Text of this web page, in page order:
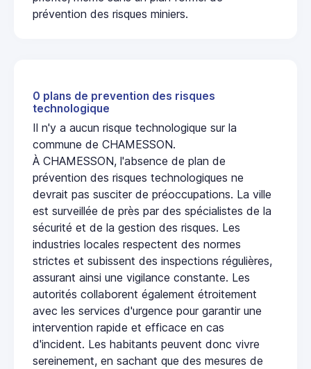
prévention des risques miniers.
0 plans de prevention des risques
technologique
Il n'y a aucun risque technologique sur la
commune de CHAMESSON.
À CHAMESSON, l'absence de plan de
prévention des risques technologiques ne
devrait pas susciter de préoccupations. La ville
est surveillée de près par des spécialistes de la
sécurité et de la gestion des risques. Les
industries locales respectent des normes
strictes et subissent des inspections régulières,
assurant ainsi une vigilance constante. Les
autorités collaborent également étroitement
avec les services d'urgence pour garantir une
intervention rapide et efficace en cas
d'incident. Les habitants peuvent donc vivre
sereinement, en sachant que des mesures de